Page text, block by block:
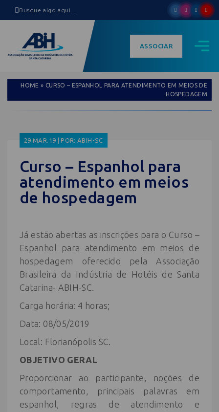
ASSOCIAR
HOME » CURSO – ESPANHOL PARA ATENDIMENTO EM MEIOS DE
HOSPEDAGEM
29.MAR.19 | POR: ABIH-SC
Curso – Espanhol para
atendimento em meios
de hospedagem
Já estão abertas as inscrições para o Curso –
Espanhol para atendimento em meios de
hospedagem oferecido pela Associação
Brasileira da Indústria de Hotéis de Santa
Catarina- ABIH-SC.
Carga horária: 4 horas;
Data: 08/05/2019
Local: Florianópolis SC.
OBJETIVO GERAL
Proporcionar ao participante, noções de
comportamento, principais palavras em
espanhol, regras de atendimento e